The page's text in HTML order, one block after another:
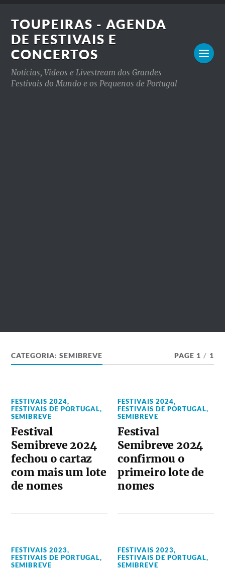
TOUPEIRAS - AGENDA
DE FESTIVAIS E
CONCERTOS
Notícias, Vídeos e Livestream dos Grandes
Festivais do Mundo e os Pequenos de Portugal
CATEGORIA:SEMIBREVE PAGE 1 / 1
FESTIVAIS 2024,
FESTIVAIS DE PORTUGAL,
SEMIBREVE
Festival
Semibreve 2024
fechou o cartaz
com mais um lote
de nomes
FESTIVAIS 2024,
FESTIVAIS DE PORTUGAL,
SEMIBREVE
Festival
Semibreve 2024
confirmou o
primeiro lote de
nomes
FESTIVAIS 2023,
FESTIVAIS DE PORTUGAL,
SEMIBREVE
FESTIVAIS 2023,
FESTIVAIS DE PORTUGAL,
SEMIBREVE